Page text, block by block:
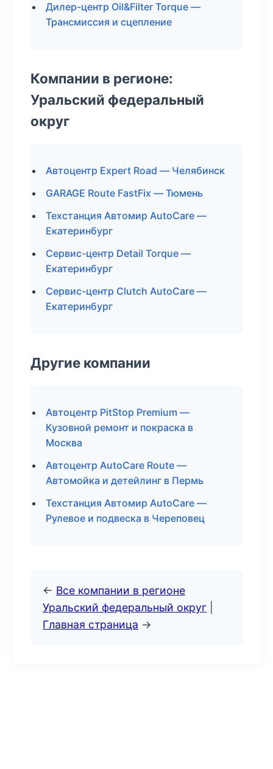
Дилер-центр Oil&Filter Torque —
Трансмиссия и сцепление
Компании в регионе:
Уральский федеральный
округ
Автоцентр Expert Road — Челябинск
GARAGE Route FastFix — Тюмень
Техстанция Автомир AutoCare —
Екатеринбург
Сервис-центр Detail Torque —
Екатеринбург
Сервис-центр Clutch AutoCare —
Екатеринбург
Другие компании
Автоцентр PitStop Premium —
Кузовной ремонт и покраска в
Москва
Автоцентр AutoCare Route —
Автомойка и детейлинг в Пермь
Техстанция Автомир AutoCare —
Рулевое и подвеска в Череповец
← Все компании в регионе
Уральский федеральный округ
Главная страница →